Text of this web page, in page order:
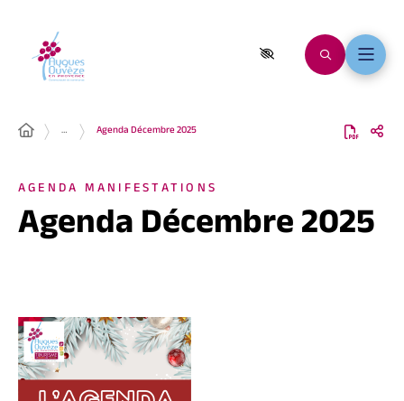
… Agenda Décembre 2025
AGENDA MANIFESTATIONS
Agenda Décembre 2025